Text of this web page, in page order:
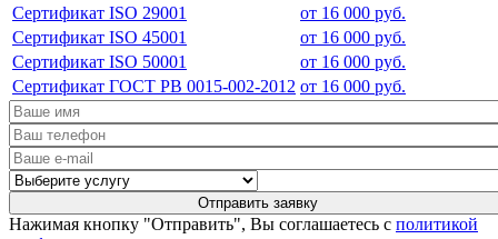
Сертификат ISO 29001
от 16 000 руб.
Сертификат ISO 45001
от 16 000 руб.
Сертификат ISO 50001
от 16 000 руб.
Сертификат ГОСТ РВ 0015-002-2012 от 16 000 руб.
Нажимая кнопку "Отправить", Вы соглашаетесь с политикой